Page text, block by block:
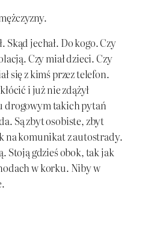
Skąd jechał. Do kogo. Czy
Czy miał dzieci. Czy
się z kimś przez telefon.
i już nie zdążył
drogowym takich pytań
Są zbyt osobiste, zbyt
na komunikat z autostrady.
Stoją gdzieś obok, tak jak
w korku. Niby w